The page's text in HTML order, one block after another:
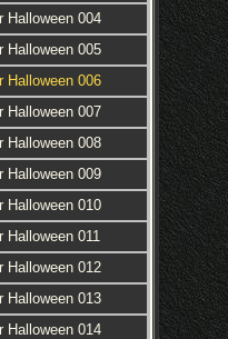
Halloween 004
Halloween 005
Halloween 006
Halloween 007
Halloween 008
Halloween 009
Halloween 010
Halloween 011
Halloween 012
Halloween 013
Halloween 014